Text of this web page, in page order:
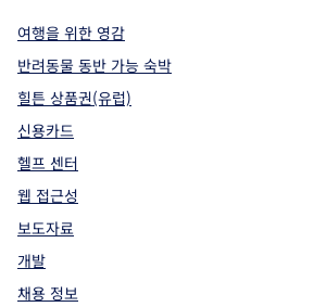
여행을 위한 영감
반려동물 동반 가능 숙박
힐튼 상품권(유럽)
신용카드
헬프 센터
웹 접근성
보도자료
개발
채용 정보